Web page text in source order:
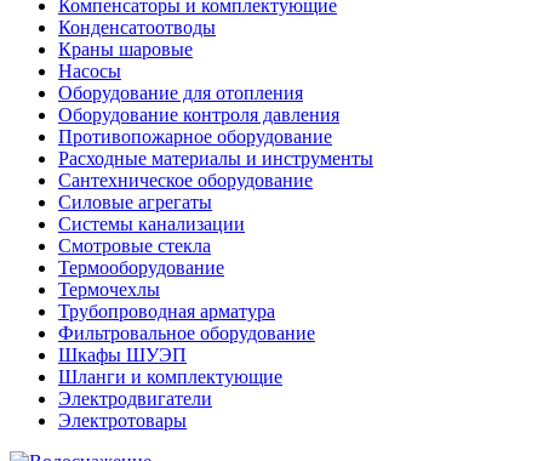
Компенсаторы и комплектующие
Конденсатоотводы
Краны шаровые
Насосы
Оборудование для отопления
Оборудование контроля давления
Противопожарное оборудование
Расходные материалы и инструменты
Сантехническое оборудование
Силовые агрегаты
Системы канализации
Смотровые стекла
Термооборудование
Термочехлы
Трубопроводная арматура
Фильтровальное оборудование
Шкафы ШУЭП
Шланги и комплектующие
Электродвигатели
Электротовары